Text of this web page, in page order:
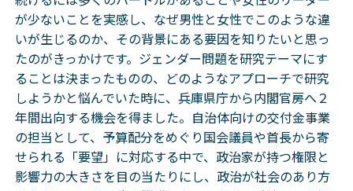
が少ないことを実感し、なぜ男性と女性でこのような違
いが生じるのか、その背景にある要因を知りたいと思っ
たのがきっかけです。ジェンダー問題を研究テーマにす
ることは決まったものの、どのようなアプローチで研究
しようかと悩んでいた時に、兵庫県庁から内閣官房へ２
年間出向する機会を得ました。自治体向けの交付金事業
の担当として、予算配分をめぐり国会議員や首長から寄
せられる「要望」に対応する中で、政治家が持つ権限と
影響力の大きさを目の当たりにし、政治が社会のあり方